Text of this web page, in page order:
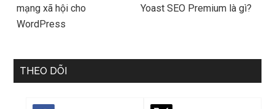
mạng xã hội cho
WordPress
Yoast SEO Premium là gì?
THEO DÕI